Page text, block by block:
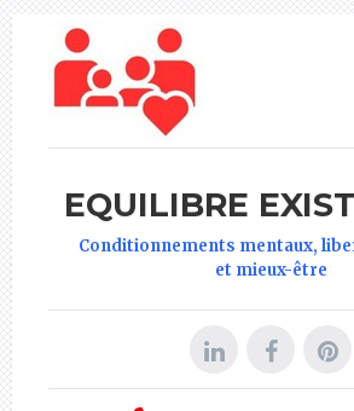
EQUILIBRE
Conditionnements mentaux,
et mieux-être